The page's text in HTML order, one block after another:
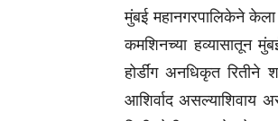
मुंबई महानगरपालिकेने
कमशिनच्या हव्यासातून
होर्डींग अनधिकृत
आशिर्वाद असल्याशिवाय